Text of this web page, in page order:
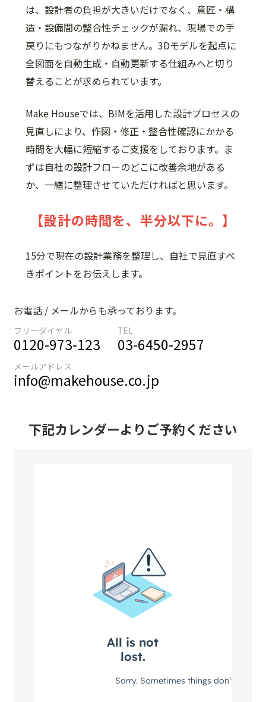
は、設計者の負担が大きいだけでなく、意匠・構
造・設備間の整合性チェックが漏れ、現場での手
戻りにもつながりかねません。3Dモデルを起点に
全図面を自動生成・自動更新する仕組みへと切り
替えることが求められています。
Make Houseでは、BIMを活用した設計プロセスの
見直しにより、作図・修正・整合性確認にかかる
時間を大幅に短縮するご支援をしております。ま
ずは自社の設計フローのどこに改善余地がある
か、一緒に整理させていただければと思います。
【設計の時間を、半分以下に。】
15分で現在の設計業務を整理し、自社で見直すべ
きポイントをお伝えします。
お電話 / メールからも承っております。
フリーダイヤル
0120-973-123
TEL
03-6450-2957
メールアドレス
info@makehouse.co.jp
下記カレンダーよりご予約ください